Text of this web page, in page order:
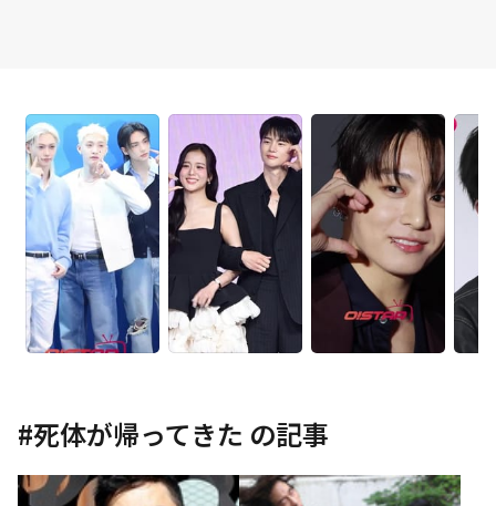
#死体が帰ってきた の記事